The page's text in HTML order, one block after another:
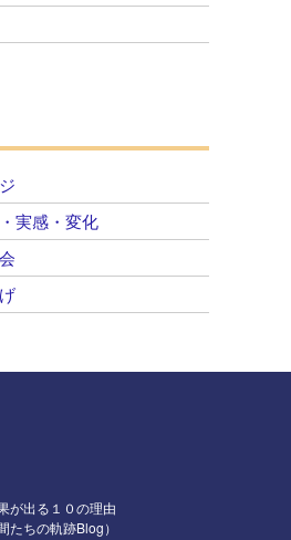
実感・変化
情のコントロール
が出る１０の理由
たちの軌跡Blog）